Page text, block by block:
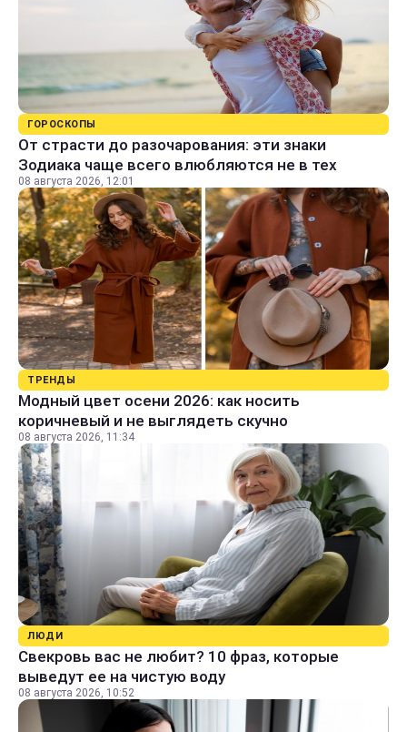
ГОРОСКОПЫ
От страсти до разочарования: эти знаки
Зодиака чаще всего влюбляются не в тех
08 августа 2026, 12:01
ТРЕНДЫ
Модный цвет осени 2026: как носить
коричневый и не выглядеть скучно
08 августа 2026, 11:34
ЛЮДИ
Свекровь вас не любит? 10 фраз, которые
выведут ее на чистую воду
08 августа 2026, 10:52